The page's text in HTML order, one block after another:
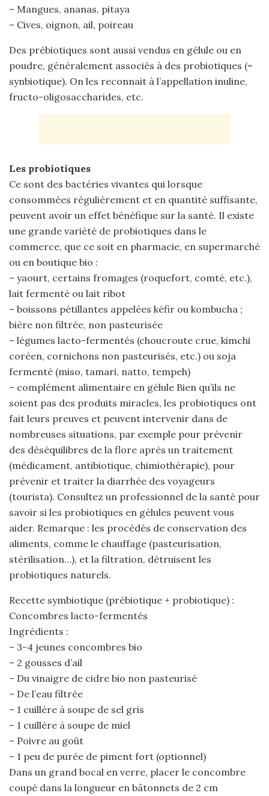
– Mangues, ananas, pitaya
– Cives, oignon, ail, poireau
Des prébiotiques sont aussi vendus en gélule ou en
poudre, généralement associés à des probiotiques (=
synbiotique). On les reconnait à l’appellation inuline,
fructo-oligosaccharides, etc.
Les probiotiques
Ce sont des bactéries vivantes qui lorsque
consommées régulièrement et en quantité suffisante,
peuvent avoir un effet bénéfique sur la santé. Il existe
une grande variété de probiotiques dans le
commerce, que ce soit en pharmacie, en supermarché
ou en boutique bio :
– yaourt, certains fromages (roquefort, comté, etc.),
lait fermenté ou lait ribot
– boissons pétillantes appelées kéfir ou kombucha ;
bière non filtrée, non pasteurisée
– légumes lacto-fermentés (choucroute crue, kimchi
coréen, cornichons non pasteurisés, etc.) ou soja
fermenté (miso, tamari, natto, tempeh)
– complément alimentaire en gélule Bien qu’ils ne
soient pas des produits miracles, les probiotiques ont
fait leurs preuves et peuvent intervenir dans de
nombreuses situations, par exemple pour prévenir
des déséquilibres de la flore après un traitement
(médicament, antibiotique, chimiothérapie), pour
prévenir et traiter la diarrhée des voyageurs
(tourista). Consultez un professionnel de la santé pour
savoir si les probiotiques en gélules peuvent vous
aider. Remarque : les procédés de conservation des
aliments, comme le chauffage (pasteurisation,
stérilisation…), et la filtration, détruisent les
probiotiques naturels.
Recette symbiotique (prébiotique + probiotique) :
Concombres lacto-fermentés
Ingrédients :
– 3-4 jeunes concombres bio
– 2 gousses d’ail
– Du vinaigre de cidre bio non pasteurisé
– De l’eau filtrée
– 1 cuillère à soupe de sel gris
– 1 cuillère à soupe de miel
– Poivre au goût
– 1 peu de purée de piment fort (optionnel)
Dans un grand bocal en verre, placer le concombre
coupé dans la longueur en bâtonnets de 2 cm